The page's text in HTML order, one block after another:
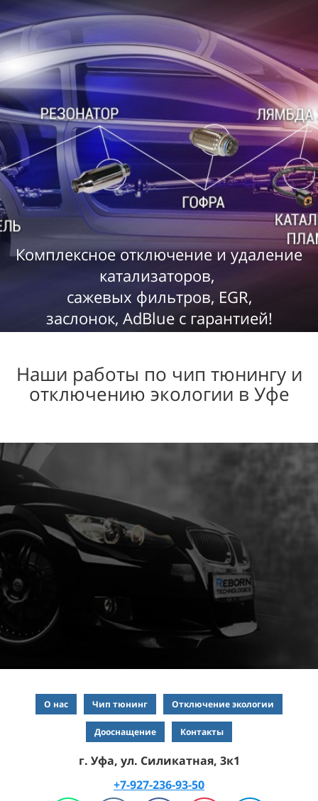
Комплексное отключение и удаление
катализаторов,
сажевых фильтров, EGR,
заслонок, AdBlue с гарантией!
Наши работы по чип тюнингу и
отключению экологии в Уфе
О нас Чип тюнинг Отключение экологии
Дооснащение Контакты
г. Уфа, ул. Силикатная, 3к1
+7-927-236-93-50